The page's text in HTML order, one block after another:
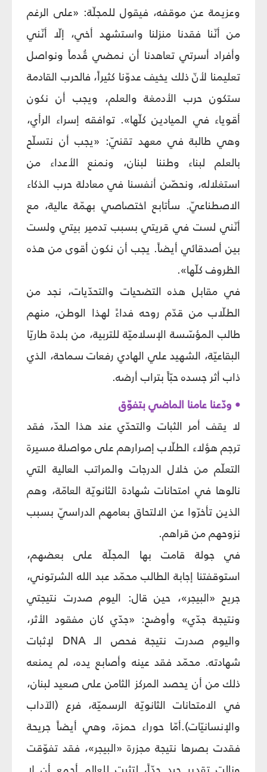
وعزيمة عن موقفه، فيقول للمجلّة: «على الرغم
من أنّنا فقدنا منزلنا واستشهد أخي، إلّا أنّني
وأفراد أسرتي تعاهدنا أن نمضي قُدماً ونواصل
تعليمنا لأنّ ذلك يخيف عدوّنا كثيراً، فالحرب القادمة
ستكون حرب الأدمغة والعلم، ويجب أن نكون
أقوياء في الميادين كلّها». توافقه إسراء الرأي،
وهي طالبة في معهد تقنيّ: «يجب أن نتسلّح
بالعلم لبناء وطننا لبنان، ونمنع الأعداء من
استغلاله، ونحصّن أنفسنا في معادلة حرب الذكاء
الاصطناعيّ. سأتابع اختصاصي بهمّة عالية، مع
أنّني لست في قريتي بسبب تدمير بيتي ولست
بين أصدقائي أيضاً. يجب أن نكون أقوى من هذه
الظروف كلّها».
في مقابل هذه التضحيات والتحدّيات، نجد من
الطلّاب من قدّم روحه فداءً لهذا الوطن، منهم
طالب المؤسّسة الإسلاميّة للتربية، من بلدة طاريّا
البقاعيّة، الشهيد علي الهادي رفعات سماحة، الذي
ذاب أثر جسده حبّاً بتراب أرضه.
• ودّعنا عامنا الماضي بتفوّق
لا يقف أمر الثبات والتحدّي عند هذا الحدّ، فقد
ترجم هؤلاء الطلّاب إصرارهم على مواصلة مسيرة
التعلّم من خلال الدرجات والمراتب العالية التي
نالوها في امتحانات شهادة الثانويّة العامّة، وهم
الذين تأخرّوا عن الالتحاق بعامهم الدراسيّ بسبب
نزوحهم من قراهم.
في جولة قامت بها المجلّة على بعضهم،
استوقفتنا إجابة الطالب محمّد عبد الله الشرتوني،
جريح «البيجر»، حين قال: اليوم صدرت نتيجتي
ونتيجة جدّي» وأوضح: «جدّي كان مفقود الأثر،
واليوم صدرت نتيجة فحص الـ DNA لإثبات
شهادته. محمّد فقد عينه وأصابع يده، لم يمنعه
ذلك من أن يحصد المركز الثامن على صعيد لبنان،
في الامتحانات الثانويّة الرسميّة، فرع (الآداب
والإنسانيّات).أمّا حوراء حمزة، وهي أيضاً جريحة
فقدت بصرها نتيجة مجزرة «البيجر»، فقد تفوّقت